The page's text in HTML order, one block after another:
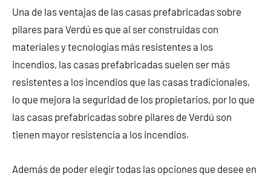
Una de las ventajas de las casas prefabricadas sobre
pilares para Verdú es que al ser construidas con
materiales y tecnologías más resistentes a los
incendios, las casas prefabricadas suelen ser más
resistentes a los incendios que las casas tradicionales,
lo que mejora la seguridad de los propietarios, por lo que
las casas prefabricadas sobre pilares de Verdú son
tienen mayor resistencia a los incendios.
Además de poder elegir todas las opciones que desee en